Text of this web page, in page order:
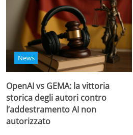
News
OpenAI vs GEMA: la vittoria
storica degli autori contro
l’addestramento AI non
autorizzato